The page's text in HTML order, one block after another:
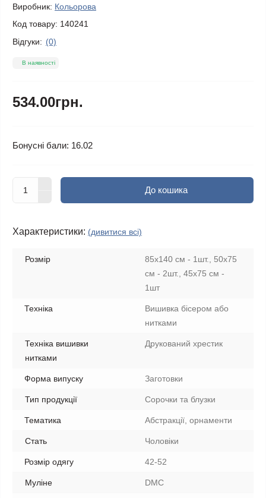
Виробник: Кольорова
Код товару: 140241
Відгуки: (0)
В наявності
534.00грн.
Бонусні бали: 16.02
До кошика
Характеристики: (дивитися всі)
Розмір
85х140 см - 1шт., 50х75
см - 2шт., 45х75 см -
1шт
Техніка
Вишивка бісером або
нитками
Техніка вишивки
нитками
Друкований хрестик
Форма випуску Заготовки
Тип продукції Сорочки та блузки
Тематика Абстракції, орнаменти
Стать Чоловіки
Розмір одягу 42-52
Муліне DMC